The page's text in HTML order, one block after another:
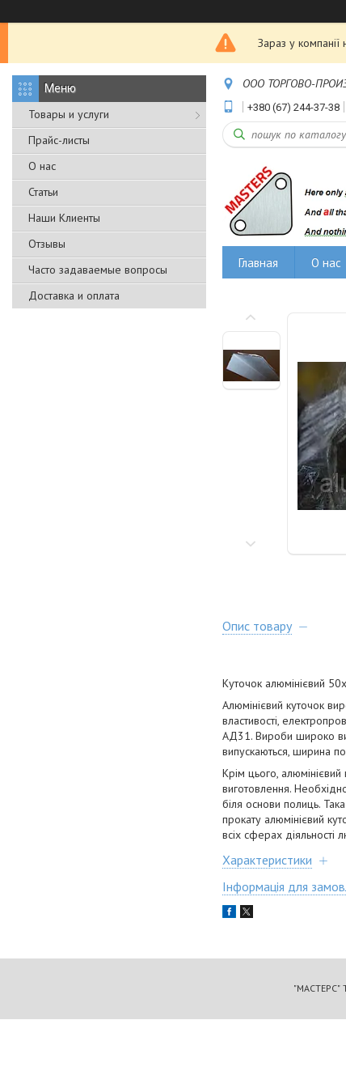
Зараз у
Товары и услуги
Прайс-листы
О нас
Статьи
Наши Клиенты
Отзывы
Часто задаваемые вопросы
Доставка и оплата
ООО ТОРГОВО-
+380 (67) 244-37-38
Главная О нас
Опис товару
Куточок алюмінієвий
Алюмінієвий куточок
властивості,
АД31. Вироби широко
випускаються, ширина
Крім цього, алюмінієвий
виготовлення.
біля основи полиць.
прокату алюмінієвий
всіх сферах діяльності
Характеристики
Інформація для